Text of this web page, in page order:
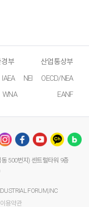
부
산업통상부
IAEA NEI
OECD/NEA
WNA EANF
500번지) 센트럴타워 9층
FORUM,INC
이용약관